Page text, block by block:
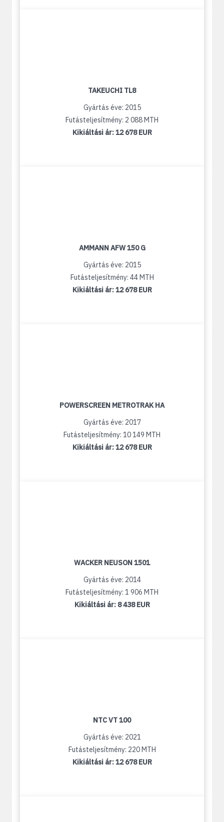
TAKEUCHI TL8
Gyártás éve: 2015
Futásteljesítmény: 2 088 MTH
Kikiáltási ár:12 678 EUR
AMMANN AFW 150 G
Gyártás éve: 2015
Futásteljesítmény: 44 MTH
Kikiáltási ár:12 678 EUR
POWERSCREEN METROTRAK HA
Gyártás éve: 2017
Futásteljesítmény: 10 149 MTH
Kikiáltási ár:12 678 EUR
WACKER NEUSON 1501
Gyártás éve: 2014
Futásteljesítmény: 1 906 MTH
Kikiáltási ár: 8 438 EUR
NTC VT 100
Gyártás éve: 2021
Futásteljesítmény: 220 MTH
Kikiáltási ár:12 678 EUR